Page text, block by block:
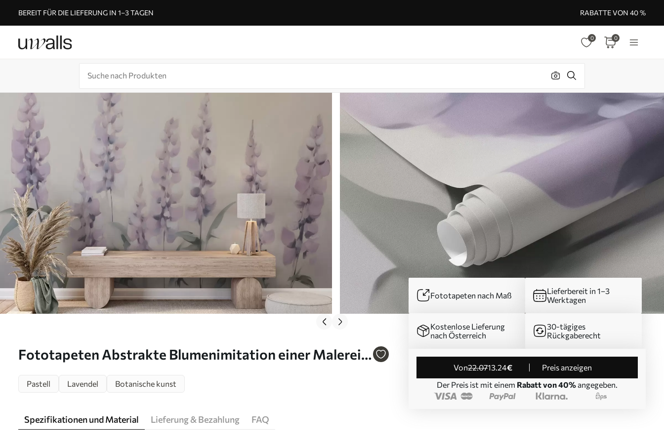
BEREIT FÜR DIE LIEFERUNG IN 1–3 TAGEN RABATTE VON 40 %
0 0
Fototapeten Abstrakte Blumenimitation einer Malerei
Fototapeten nach Maß
Lieferbereit in 1–3
Werktagen
Kostenlose Lieferung
nach Österreich
30-tägiges
Rückgaberecht
von22.0713.24€
Preis anzeigen
Der Preis ist mit einem Rabatt von 40% angegeben.
Pastell Lavendel Botanische kunst
Spezifikationen und Material Lieferung & Bezahlung FAQ